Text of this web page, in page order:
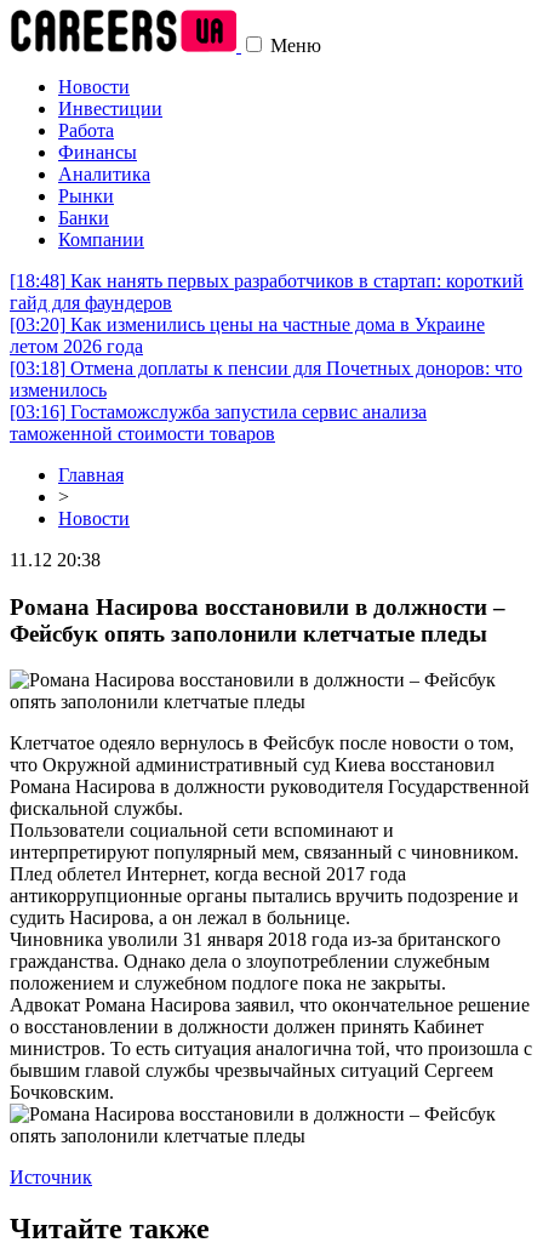
Меню
Новости
Инвестиции
Работа
Финансы
Аналитика
Рынки
Банки
Компании
[18:48] Как нанять первых разработчиков в стартап: короткий
гайд для фаундеров
[03:20] Как изменились цены на частные дома в Украине
летом 2026 года
[03:18] Отмена доплаты к пенсии для Почетных доноров: что
изменилось
[03:16] Гостаможслужба запустила сервис анализа
таможенной стоимости товаров
Главная
>
Новости
11.12 20:38
Романа Насирова восстановили в должности –
Фейсбук опять заполонили клетчатые пледы
Клетчатое одеяло вернулось в Фейсбук после новости о том,
что Окружной административный суд Киева восстановил
Романа Насирова в должности руководителя Государственной
фискальной службы.
Пользователи социальной сети вспоминают и
интерпретируют популярный мем, связанный с чиновником.
Плед облетел Интернет, когда весной 2017 года
антикоррупционные органы пытались вручить подозрение и
судить Насирова, а он лежал в больнице.
Чиновника уволили 31 января 2018 года из-за британского
гражданства. Однако дела о злоупотреблении служебным
положением и служебном подлоге пока не закрыты.
Адвокат Романа Насирова заявил, что окончательное решение
о восстановлении в должности должен принять Кабинет
министров. То есть ситуация аналогична той, что произошла с
бывшим главой службы чрезвычайных ситуаций Сергеем
Бочковским.
Источник
Читайте также